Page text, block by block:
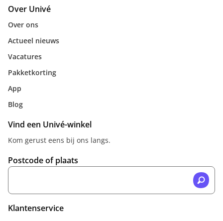
Over Univé
Over ons
Actueel nieuws
Vacatures
Pakketkorting
App
Blog
Vind een Univé-winkel
Kom gerust eens bij ons langs.
Postcode of plaats
Klantenservice